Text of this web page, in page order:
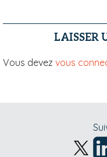
LAISSER
Vous devez vous